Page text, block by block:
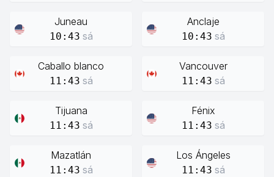
Juneau
10:43 sá
Anclaje
10:43 sá
Caballo blanco
11:43 sá
Vancouver
11:43 sá
Tijuana
11:43 sá
Fénix
11:43 sá
Mazatlán
11:43 sá
Los Ángeles
11:43 sá